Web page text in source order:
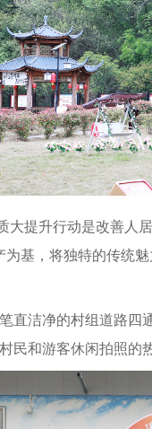
大提升行动是改善人
基，将独特的传统
直洁净的村组道路
和游客休闲拍照